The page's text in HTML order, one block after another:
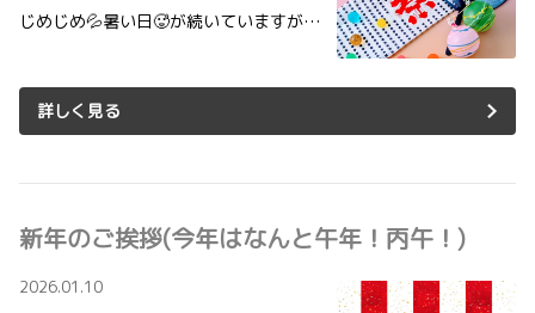
じめじめ💦暑い日🥵が続いていますが…
詳しく見る
新年のご挨拶(今年はなんと午年！丙午！)
2026.01.10